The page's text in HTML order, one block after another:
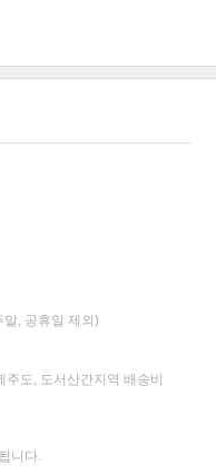
, 공휴일 제외)
도, 도서산간지역 배송비
니다.